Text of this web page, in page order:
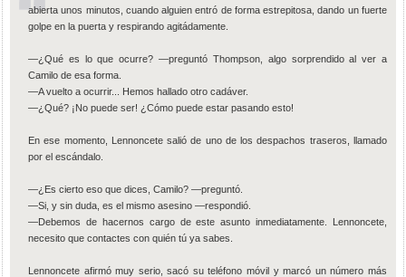
abierta unos minutos, cuando alguien entró de forma estrepitosa, dando un fuerte
golpe en la puerta y respirando agitádamente.
—¿Qué es lo que ocurre? —preguntó Thompson, algo sorprendido al ver a
Camilo de esa forma.
—A vuelto a ocurrir... Hemos hallado otro cadáver.
—¿Qué? ¡No puede ser! ¿Cómo puede estar pasando esto!
En ese momento, Lennoncete salió de uno de los despachos traseros, llamado
por el escándalo.
—¿Es cierto eso que dices, Camilo? —preguntó.
—Si, y sin duda, es el mismo asesino —respondió.
—Debemos de hacernos cargo de este asunto inmediatamente. Lennoncete,
necesito que contactes con quién tú ya sabes.
Lennoncete afirmó muy serio, sacó su teléfono móvil y marcó un número más